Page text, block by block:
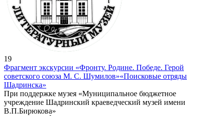
19
Фрагмент экскурсии «Фронту. Родине. Победе. Герой
советского союза М. С. Шумилов»«Поисковые отряды
Шадринска»
При поддержке музея «Муниципальное бюджетное
учреждение Шадринский краеведческий музей имени
В.П.Бирюкова»